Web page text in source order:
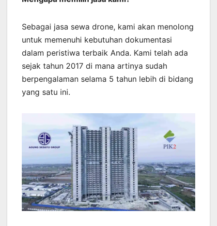
Sebagai jasa sewa drone, kami akan menolong
untuk memenuhi kebutuhan dokumentasi
dalam peristiwa terbaik Anda. Kami telah ada
sejak tahun 2017 di mana artinya sudah
berpengalaman selama 5 tahun lebih di bidang
yang satu ini.